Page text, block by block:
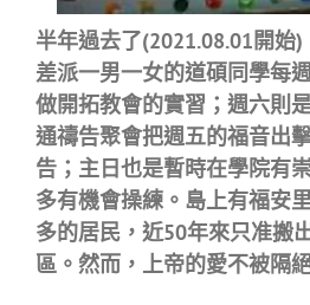
半年過去了(2021.08.01開始)
差派一男一女的道碩同學每
做開拓教會的實習；週六則
通禱告聚會把週五的福音出
告；主日也是暫時在學院有
多有機會操練。 島上有福安
多的居民，近50年來只准搬
區。然而，上帝的愛不被隔